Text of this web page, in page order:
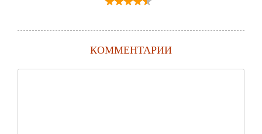
КОММЕНТАРИИ